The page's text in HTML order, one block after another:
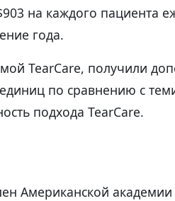
на каждого пациента
года.
TearCare, получили
по сравнению с
подхода TearCare.
Американской